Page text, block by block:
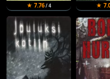
★ 7.76/ 4 ★